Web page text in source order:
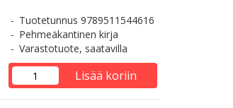
Tuotetunnus 9789511544616
Pehmeäkantinen kirja
Varastotuote, saatavilla
Lisää koriin